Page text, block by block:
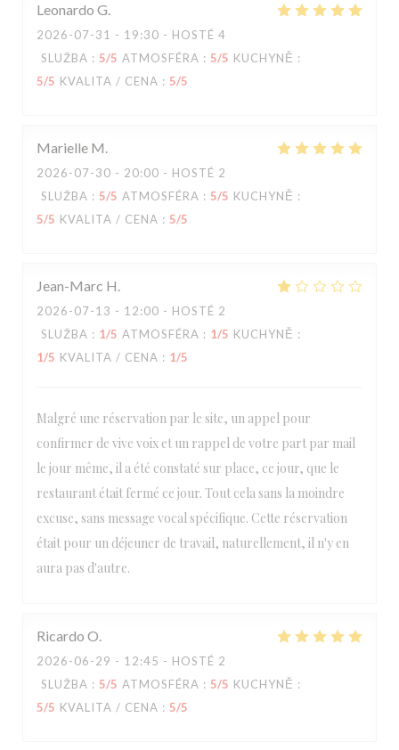
Leonardo G
2026-07-31 - 19:30 - HOSTÉ 4
SLUŽBA : 5/5 ATMOSFÉRA : 5/5 KUCHYNĚ :
5/5 KVALITA / CENA : 5/5
Marielle M
2026-07-30 - 20:00 - HOSTÉ 2
SLUŽBA : 5/5 ATMOSFÉRA : 5/5 KUCHYNĚ :
5/5 KVALITA / CENA : 5/5
Jean-Marc H
2026-07-13 - 12:00 - HOSTÉ 2
SLUŽBA : 1/5 ATMOSFÉRA : 1/5 KUCHYNĚ :
1/5 KVALITA / CENA : 1/5
Malgré une réservation par le site, un appel pour
confirmer de vive voix et un rappel de votre part par mail
le jour même, il a été constaté sur place, ce jour, que le
restaurant était fermé ce jour. Tout cela sans la moindre
excuse, sans message vocal spécifique. Cette réservation
était pour un déjeuner de travail, naturellement, il n'y en
aura pas d'autre.
Ricardo O
2026-06-29 - 12:45 - HOSTÉ 2
SLUŽBA : 5/5 ATMOSFÉRA : 5/5 KUCHYNĚ :
5/5 KVALITA / CENA : 5/5